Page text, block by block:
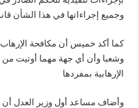
وجميع إجراءاتها في هذا الشأن
كما أكد خميس أن مكافحة
وشعبا وأن أي جهة مهما أوتيت من
الإرهابية بمفردها
وأضاف مساعد أول وزير العدل أن